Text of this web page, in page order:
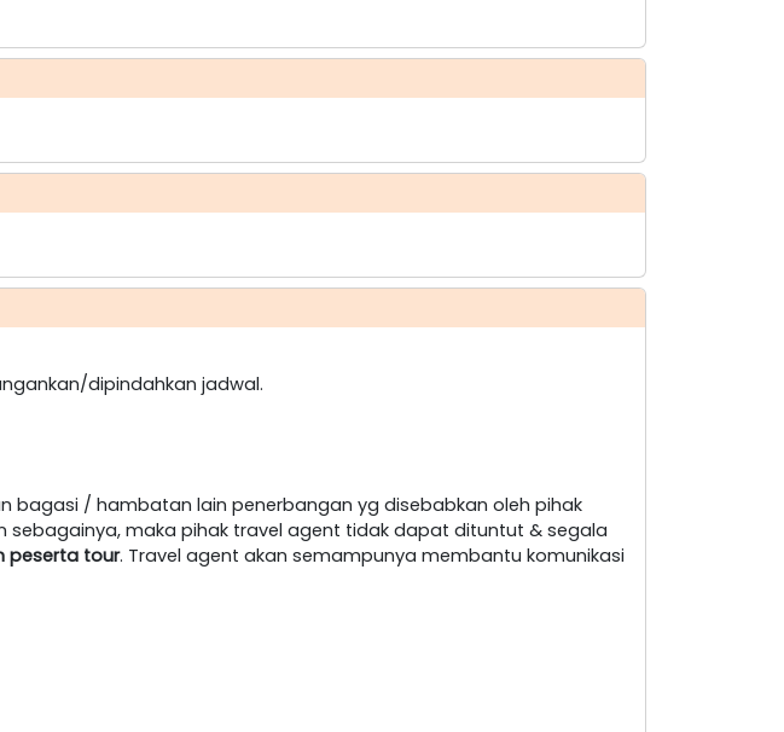
dipindahkan jadwal.
/ hambatan lain penerbangan yg disebabkan oleh pihak
maka pihak travel agent tidak dapat dituntut & segala
peserta tour. Travel agent akan semampunya membantu komunikasi